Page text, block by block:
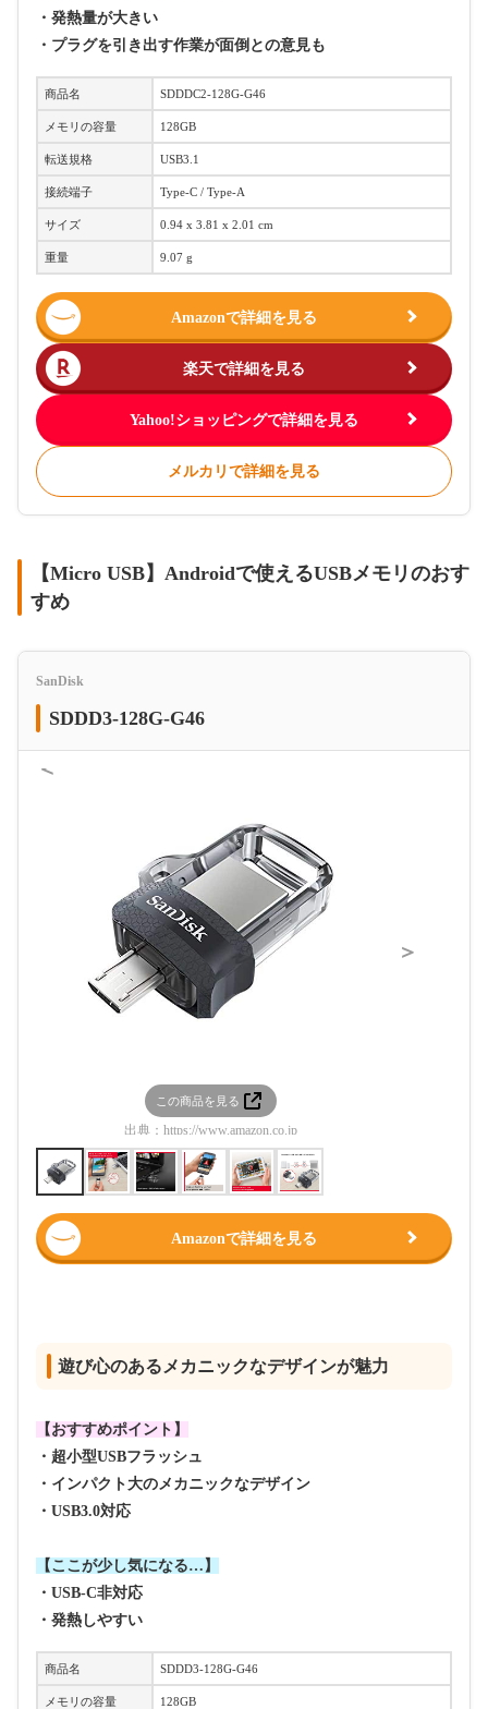
・発熱量が大きい
・プラグを引き出す作業が面倒との意見も
商品名 SDDDC2-128G-G46
メモリの容量 128GB
転送規格 USB3.1
接続端子 Type-C / Type-A
サイズ 0.94 x 3.81 x 2.01 cm
重量 9.07 g
Amazonで詳細を見る
楽天で詳細を見る
Yahoo!ショッピングで詳細を見る
メルカリで詳細を見る
【Micro USB】Androidで使えるUSBメモリのおす
すめ
SanDisk
SDDD3-128G-G46
＜
この商品を見る
出典： https://www.amazon.co.jp
＞
Amazonで詳細を見る
遊び心のあるメカニックなデザインが魅力
【おすすめポイント】
・超小型USBフラッシュ
・インパクト大のメカニックなデザイン
・USB3.0対応
【ここが少し気になる…】
・USB-C非対応
・発熱しやすい
商品名 SDDD3-128G-G46
メモリの容量 128GB